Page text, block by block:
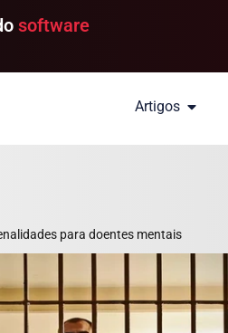
software
Artigos
para doentes mentais